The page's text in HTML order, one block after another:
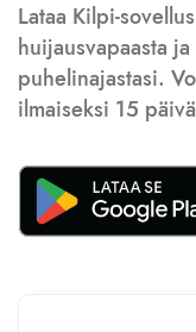
Lataa Kilpi-
huijausvapaasta
puhelinajastasi.
ilmaiseksi 15